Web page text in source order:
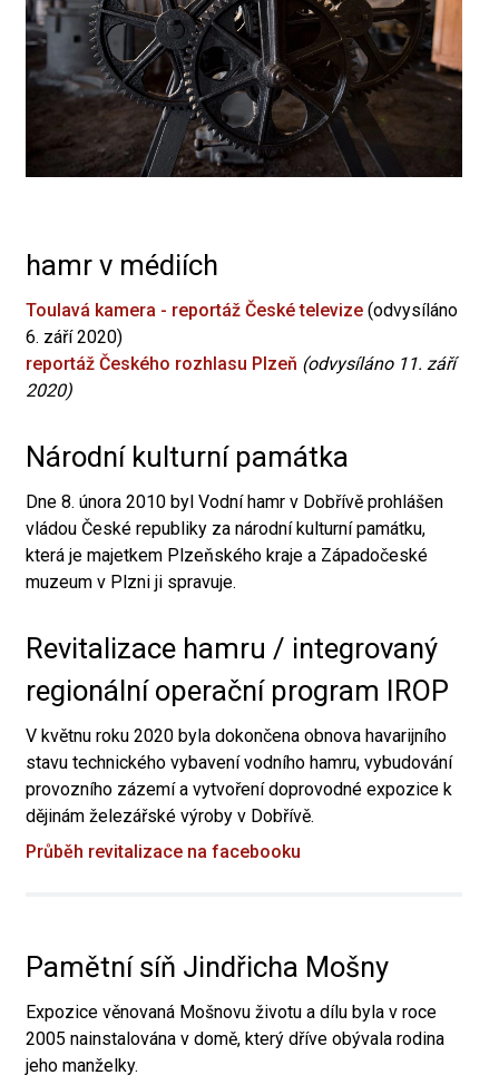
hamr v médiích
Toulavá kamera - reportáž České televize (odvysíláno
6. září 2020)
reportáž Českého rozhlasu Plzeň (odvysíláno 11. září
2020)
Národní kulturní památka
Dne 8. února 2010 byl Vodní hamr v Dobřívě prohlášen
vládou České republiky za národní kulturní památku,
která je majetkem Plzeňského kraje a Západočeské
muzeum v Plzni ji spravuje.
Revitalizace hamru / integrovaný
regionální operační program IROP
V květnu roku 2020 byla dokončena obnova havarijního
stavu technického vybavení vodního hamru, vybudování
provozního zázemí a vytvoření doprovodné expozice k
dějinám železářské výroby v Dobřívě.
Průběh revitalizace na facebooku
Pamětní síň Jindřicha Mošny
Expozice věnovaná Mošnovu životu a dílu byla v roce
2005 nainstalována v domě, který dříve obývala rodina
jeho manželky.